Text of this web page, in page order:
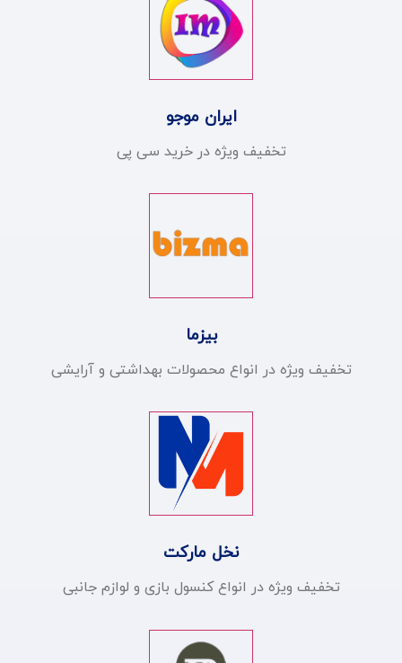
ایران موجو
تخفیف ویژه در خرید سی پی
بیزما
تخفیف ویژه در انواع محصولات بهداشتی و آرایشی
نخل مارکت
تخفیف ویژه در انواع کنسول بازی و لوازم جانبی